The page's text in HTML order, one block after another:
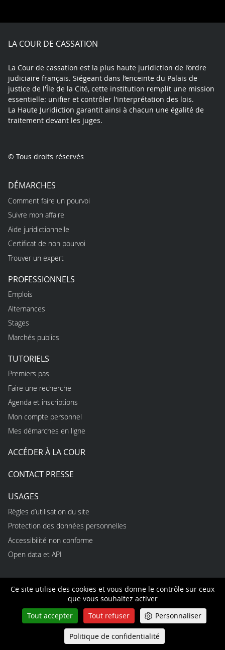
Ce site utilise des cookies et vous donne le contrôle sur ceux
que vous souhaitez activer
Tout accepter
Tout refuser Personnaliser
Politique de confidentialité
X
FacebookYoutubeLinkedInInstagram
LA COUR DE CASSATION
La Cour de cassation est la plus haute juridiction de l’ordre
judiciaire français. Siégeant dans l’enceinte du Palais de
justice de l'Île de la Cité, cette institution remplit une mission
essentielle: unifier et contrôler l'interprétation des lois.
La Haute Juridiction garantit ainsi à chacun une égalité de
traitement devant les juges.
© Tous droits réservés
DÉMARCHES
Comment faire un pourvoi
Suivre mon affaire
Aide juridictionnelle
Certificat de non pourvoi
Trouver un expert
PROFESSIONNELS
Emplois
Alternances
Stages
Marchés publics
TUTORIELS
Premiers pas
Faire une recherche
Agenda et inscriptions
Mon compte personnel
Mes démarches en ligne
ACCÉDER À LA COUR
CONTACT PRESSE
USAGES
Règles d’utilisation du site
Protection des données personnelles
Accessibilité non conforme
Open data et API
INFORMATIONS
Optimisez votre expérience utilisateur en vous créant un
compte personnel : gestion de vos notifications et de vos
abonnements, prise de notes à partir de n’importe quelle
page consultée, création de dossiers thématiques,
Queue-Fair